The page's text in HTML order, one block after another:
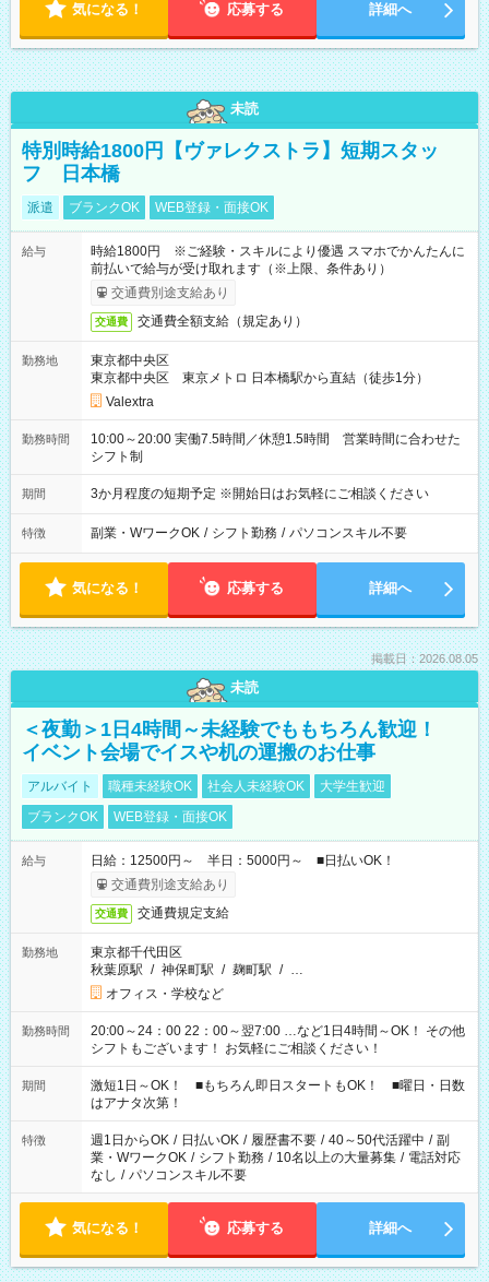
気になる！ 応募する 詳細へ
未読
特別時給1800円【ヴァレクストラ】短期スタッ
フ 日本橋
派遣 ブランクOK WEB登録・面接OK
給与
時給1800円 ※ご経験・スキルにより優遇 スマホでかんたんに
前払いで給与が受け取れます（※上限、条件あり）
交通費別途支給あり
交通費 交通費全額支給（規定あり）
勤務地
東京都中央区
東京都中央区 東京メトロ 日本橋駅から直結（徒歩1分）
Valextra
勤務時間
10:00～20:00 実働7.5時間／休憩1.5時間 営業時間に合わせた
シフト制
期間 3か月程度の短期予定 ※開始日はお気軽にご相談ください
特徴 副業・WワークOK / シフト勤務 / パソコンスキル不要
気になる！ 応募する 詳細へ
掲載日：2026.08.05
未読
＜夜勤＞1日4時間～未経験でももちろん歓迎！
イベント会場でイスや机の運搬のお仕事
アルバイト 職種未経験OK 社会人未経験OK
大学生歓迎
ブランクOK
WEB登録・面接OK
給与
日給：12500円～ 半日：5000円～ ■日払いOK！
交通費別途支給あり
交通費 交通費規定支給
勤務地
東京都千代田区
秋葉原駅 / 神保町駅 / 麹町駅 / …
オフィス・学校など
勤務時間
20:00～24：00 22：00～翌7:00 …など1日4時間～OK！ その他
シフトもございます！ お気軽にご相談ください！
期間
激短1日～OK！ ■もちろん即日スタートもOK！ ■曜日・日数
はアナタ次第！
特徴 週1日からOK / 日払いOK / 履歴書不要 / 40～50代活躍中 / 副
業・WワークOK / シフト勤務 / 10名以上の大量募集 / 電話対応
なし / パソコンスキル不要
気になる！ 応募する 詳細へ